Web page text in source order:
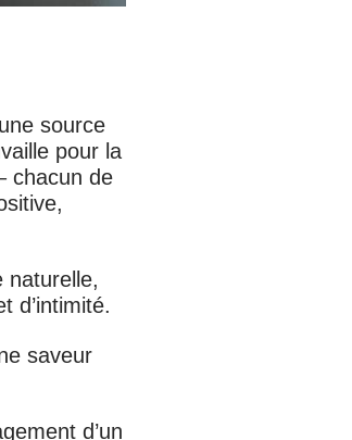
source
pour la
chacun de
naturelle,
d’intimité.
saveur
d’un